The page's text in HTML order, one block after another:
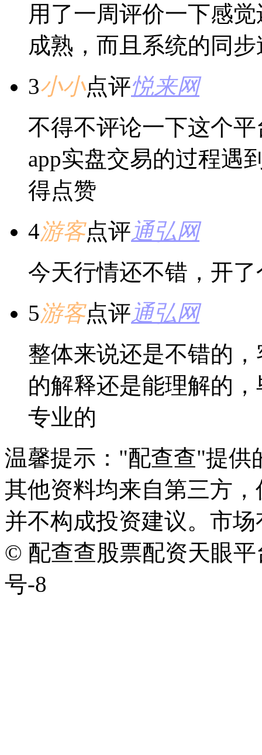
用了一周评价一下感
成熟，而且系统的同
3小小点评悦来网
不得不评论一下这个
app实盘交易的过程遇
得点赞
4游客点评通弘网
今天行情还不错，开
5游客点评通弘网
整体来说还是不错的
的解释还是能理解的
专业的
温馨提示："配查查"提供
其他资料均来自第三方
并不构成投资建议。市
© 配查查股票配资天眼平
号-8